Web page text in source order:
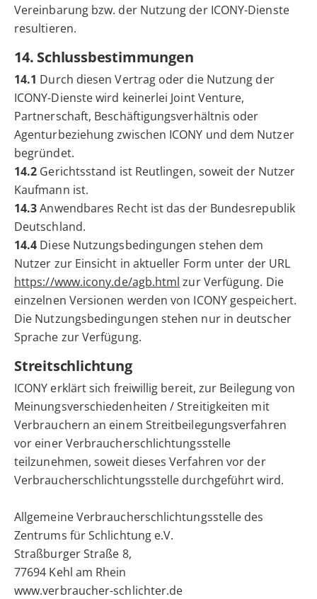
Vereinbarung bzw. der Nutzung der ICONY-Dienste
resultieren.
14. Schlussbestimmungen
14.1 Durch diesen Vertrag oder die Nutzung der
ICONY-Dienste wird keinerlei Joint Venture,
Partnerschaft, Beschäftigungsverhältnis oder
Agenturbeziehung zwischen ICONY und dem Nutzer
begründet.
14.2 Gerichtsstand ist Reutlingen, soweit der Nutzer
Kaufmann ist.
14.3Anwendbares Recht ist das der Bundesrepublik
Deutschland.
14.4 Diese Nutzungsbedingungen stehen dem
Nutzer zur Einsicht in aktueller Form unter der URL
https://www.icony.de/agb.html zur Verfügung. Die
einzelnen Versionen werden von ICONY gespeichert.
Die Nutzungsbedingungen stehen nur in deutscher
Sprache zur Verfügung.
Streitschlichtung
ICONY erklärt sich freiwillig bereit, zur Beilegung von
Meinungsverschiedenheiten / Streitigkeiten mit
Verbrauchern an einem Streitbeilegungsverfahren
vor einer Verbraucherschlichtungsstelle
teilzunehmen, soweit dieses Verfahren vor der
Verbraucherschlichtungsstelle durchgeführt wird.
Allgemeine Verbraucherschlichtungsstelle des
Zentrums für Schlichtung e.V.
Straßburger Straße 8,
77694 Kehl am Rhein
www.verbraucher-schlichter.de